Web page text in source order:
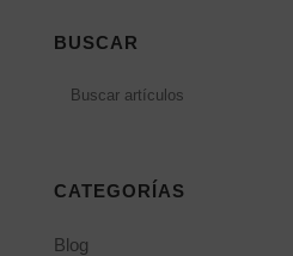
BUSCAR
CATEGORÍAS
Blog